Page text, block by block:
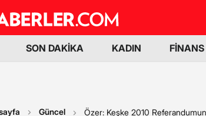
SON DAKİKA KADIN FİNANS
Güncel Özer: Keşke 2010